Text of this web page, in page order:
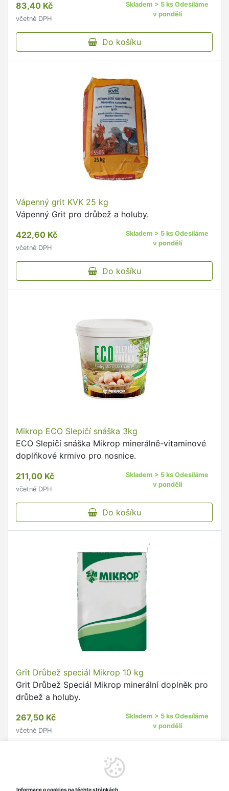
83,40 Kč
včetně DPH
Skladem > 5 ks Odesíláme
v pondělí
Do košíku
Vápenný grit KVK 25 kg
Vápenný Grit pro drůbež a holuby.
422,60 Kč
včetně DPH
Skladem > 5 ks Odesíláme
v pondělí
Do košíku
Mikrop ECO Slepičí snáška 3kg
ECO Slepičí snáška Mikrop minerálně-vitaminové
doplňkové krmivo pro nosnice.
211,00 Kč
včetně DPH
Skladem > 5 ks Odesíláme
v pondělí
Do košíku
Grit Drůbež speciál Mikrop 10 kg
Grit Drůbež Speciál Mikrop minerální doplněk pro
drůbež a holuby.
267,50 Kč
včetně DPH
Skladem > 5 ks Odesíláme
v pondělí
Informace o cookies na těchto stránkách